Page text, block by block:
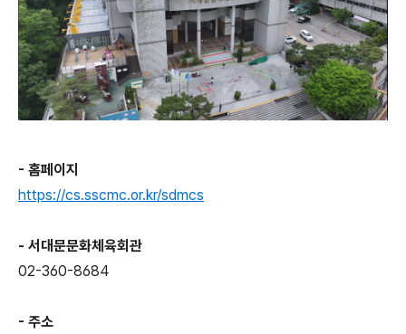
- 홈페이지
https://cs.sscmc.or.kr/sdmcs
- 서대문문화체육회관
02-360-8684
- 주소